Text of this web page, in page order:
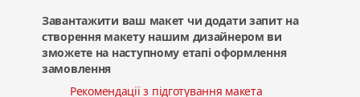
Завантажити ваш макет чи додати запит на
створення макету нашим дизайнером ви
зможете на наступному етапі оформлення
замовлення
Рекомендації з підготування макета